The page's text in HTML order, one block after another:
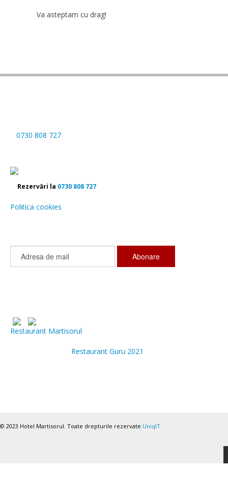
Va asteptam cu drag!
0730 808 727
Rezervări la 0730 808 727
Politica cookies
Restaurant Martisorul
Restaurant Guru 2021
© 2023 Hotel Martisorul. Toate drepturile rezervate UniqIT